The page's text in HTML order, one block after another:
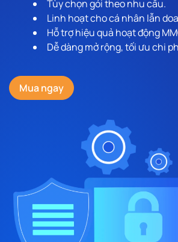
Tùy chọn gói theo nhu cầu.
Linh hoạt cho cá nhân lẫn
Hỗ trợ hiệu quả hoạt động
Dễ dàng mở rộng, tối ưu chi
Mua ngay